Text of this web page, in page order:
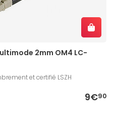
2mm OM4 LC-
et certifié LSZH
9€90